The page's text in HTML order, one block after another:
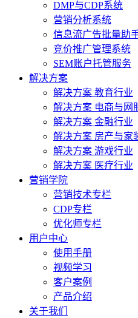
DMP与CDP系统
营销分析系统
信息流广告批量助
竞价推广管理系统
SEM账户托管服务
解决方案
解决方案 教育行业
解决方案 电商与网
解决方案 金融行业
解决方案 房产与家
解决方案 游戏行业
解决方案 医疗行业
营销学院
营销技术专栏
CDP专栏
优化师专栏
用户中心
使用手册
视频学习
客户案例
产品介绍
关于我们